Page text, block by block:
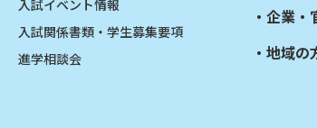
入試イベント情報
入試関係書類・学生募集要項
進学相談会
企業・
地域の